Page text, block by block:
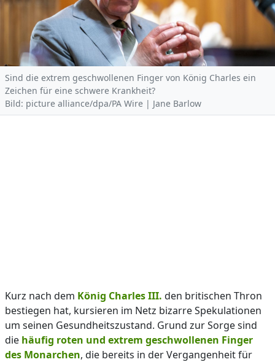
Sind die extrem geschwollenen Finger von König Charles ein
Zeichen für eine schwere Krankheit?
Bild: picture alliance/dpa/PA Wire | Jane Barlow
Kurz nach dem König Charles III. den britischen Thron
bestiegen hat, kursieren im Netz bizarre Spekulationen
um seinen Gesundheitszustand. Grund zur Sorge sind
die häufig roten und extrem geschwollenen Finger
des Monarchen, die bereits in der Vergangenheit für